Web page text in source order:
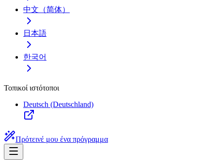
中文（简体）
日本語
한국어
Τοπικοί ιστότοποι
Deutsch (Deutschland)
Πρότεινέ μου ένα πρόγραμμα